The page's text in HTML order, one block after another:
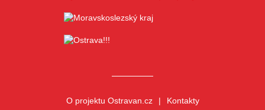
O projektu Ostravan.cz Kontakty